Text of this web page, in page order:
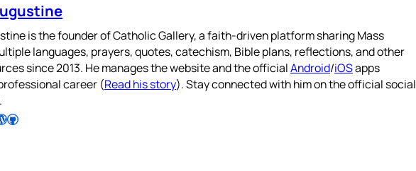
is the founder of Catholic Gallery, a faith-driven platform sharing Mass
languages, prayers, quotes, catechism, Bible plans, reflections, and other
since 2013. He manages the website and the officialAndroid/iOSapps
career (Read his story). Stay connected with him on the official social
Follow Pradeep on GitHub